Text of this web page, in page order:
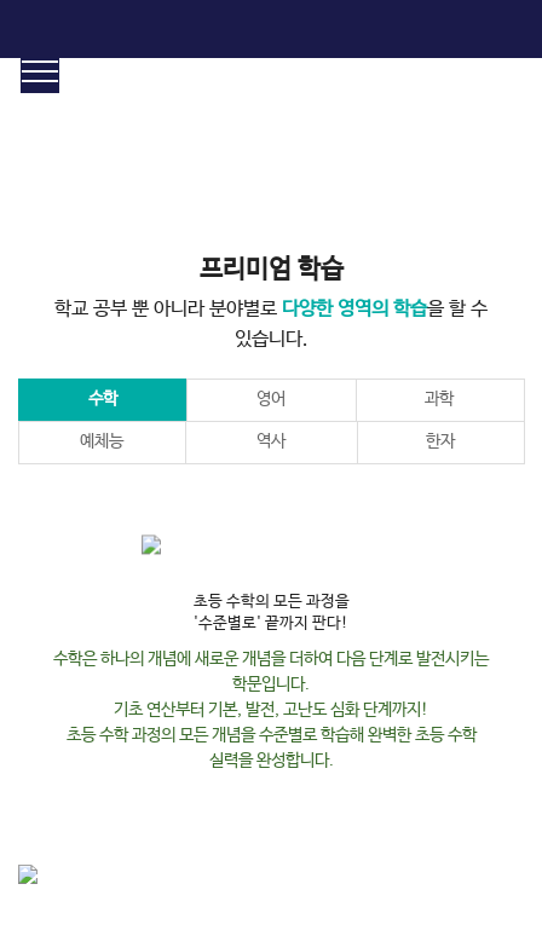
프리미엄 학습
학교 공부 뿐 아니라 분야별로 다양한 영역의 학습을 할 수
있습니다.
수학 영어 과학
예체능 역사 한자
초등 수학의 모든 과정을
'수준별로' 끝까지 판다!
수학은 하나의 개념에 새로운 개념을 더하여 다음 단계로 발전시키는
학문입니다.
기초 연산부터 기본, 발전, 고난도 심화 단계까지!
초등 수학 과정의 모든 개념을 수준별로 학습해 완벽한 초등 수학
실력을 완성합니다.